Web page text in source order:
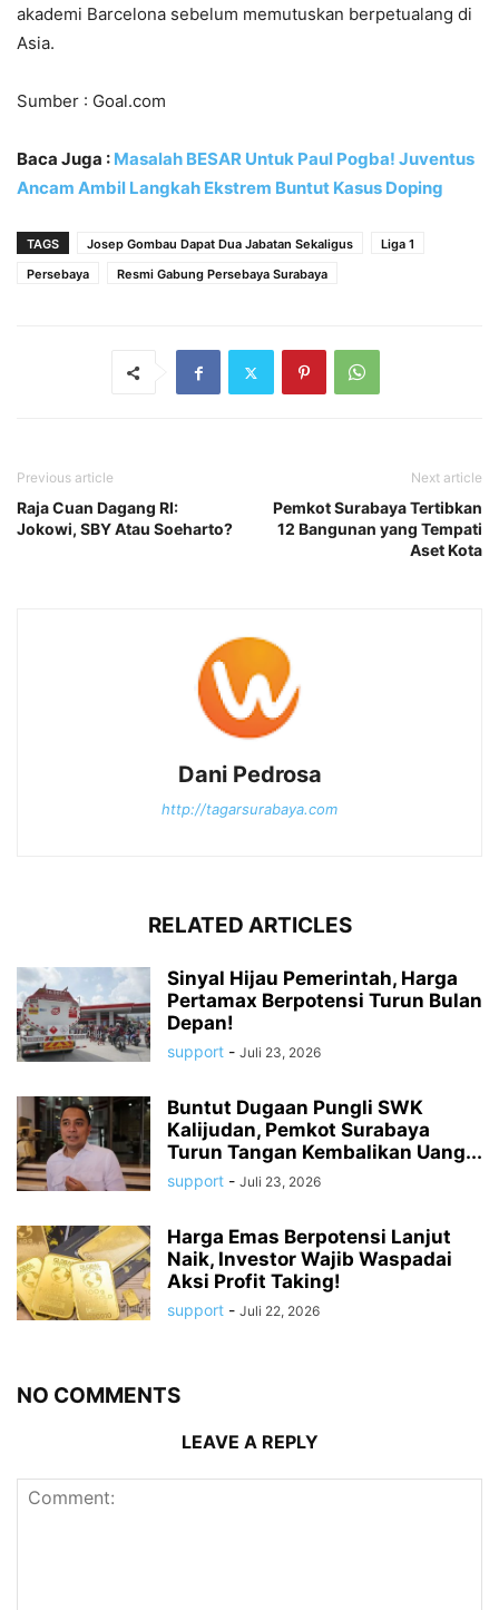
akademi Barcelona sebelum memutuskan berpetualang di
Asia.
Sumber : Goal.com
Baca Juga : Masalah BESAR Untuk Paul Pogba! Juventus
Ancam Ambil Langkah Ekstrem Buntut Kasus Doping
TAGS Josep Gombau Dapat Dua Jabatan Sekaligus
Liga 1
Persebaya
Resmi Gabung Persebaya Surabaya
Previous article
Raja Cuan Dagang RI:
Jokowi, SBY Atau Soeharto?
Next article
Pemkot Surabaya Tertibkan
12 Bangunan yang Tempati
Aset Kota
Dani Pedrosa
http://tagarsurabaya.com
RELATED ARTICLES
Sinyal Hijau Pemerintah, Harga
Pertamax Berpotensi Turun Bulan
Depan!
support - Juli 23, 2026
Buntut Dugaan Pungli SWK
Kalijudan, Pemkot Surabaya
Turun Tangan Kembalikan Uang...
support - Juli 23, 2026
Harga Emas Berpotensi Lanjut
Naik, Investor Wajib Waspadai
Aksi Profit Taking!
support - Juli 22, 2026
NO COMMENTS
LEAVE A REPLY